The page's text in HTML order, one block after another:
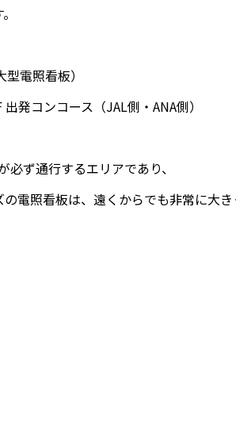
電照看板）
発コンコース（JAL側・ANA側）
ず通行するエリアであり、
電照看板は、遠くからでも非常に大き